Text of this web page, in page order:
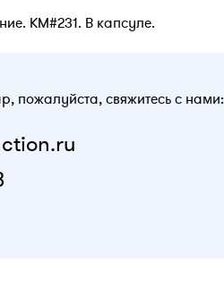
KM#231. В капсуле.
пожалуйста, свяжитесь с нами: